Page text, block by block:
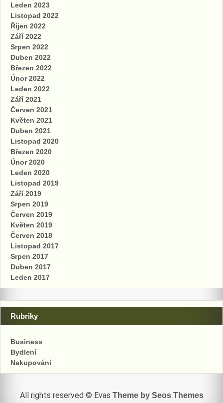
Leden 2023
Listopad 2022
Říjen 2022
Září 2022
Srpen 2022
Duben 2022
Březen 2022
Únor 2022
Leden 2022
Září 2021
Červen 2021
Květen 2021
Duben 2021
Listopad 2020
Březen 2020
Únor 2020
Leden 2020
Listopad 2019
Září 2019
Srpen 2019
Červen 2019
Květen 2019
Červen 2018
Listopad 2017
Srpen 2017
Duben 2017
Leden 2017
Rubriky
Business
Bydlení
Nakupování
All rights reserved © Evas Theme by Seos Themes